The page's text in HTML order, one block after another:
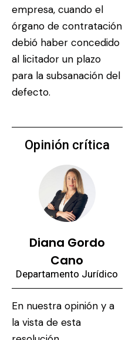
empresa, cuando el
órgano de contratación
debió haber concedido
al licitador un plazo
para la subsanación del
defecto.
Opinión crítica
Diana Gordo
Cano
Departamento Jurídico
En nuestra opinión y a
la vista de esta